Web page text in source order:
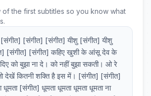
the first subtitles so you know what
[संगीत] [संगीत] यीशु [संगीत] यीशु
[संगीत] [संगीत] कहिए खुशी के आंसू देव के
को बुझा ना दे। को नहीं बुझा सकती। ओ रे
तो देखें कितनी शक्ति है इस में। [संगीत] [संगीत]
धूमता [संगीत] धूमता धूमता धूमता धूमता ना